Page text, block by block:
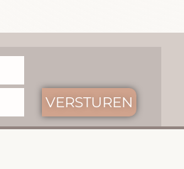
VERSTUREN